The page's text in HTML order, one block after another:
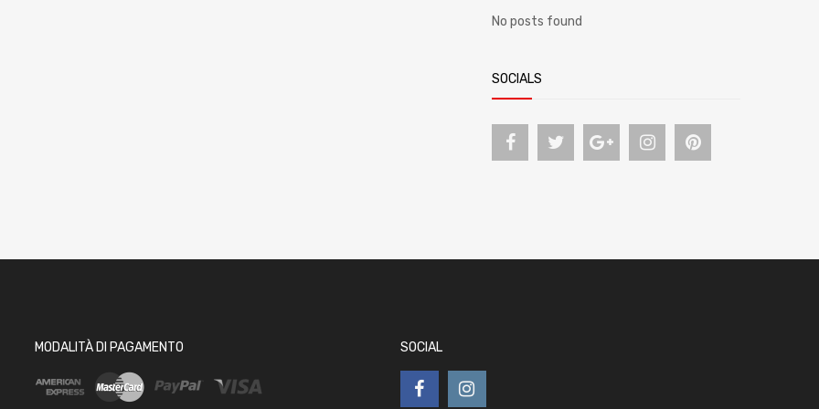
No posts found
SOCIALS
MODALITÀ DI PAGAMENTO SOCIAL